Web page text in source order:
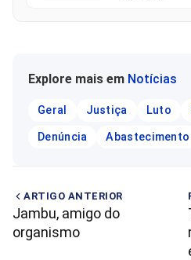
Explore mais em Notícias
Geral Justiça Luto
Denúncia
Abastecimento
ARTIGO ANTERIOR
Jambu, amigo do
organismo